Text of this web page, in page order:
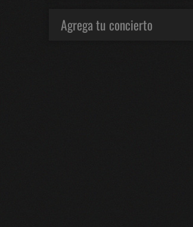
Agrega tu concierto